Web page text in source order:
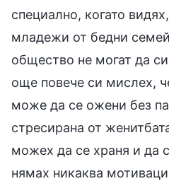
специално, когато
младежи от бедни
общество не могат да
още повече си мислех,
може да се ожени без
стресирана от
можех да се храня и да
нямах никаква